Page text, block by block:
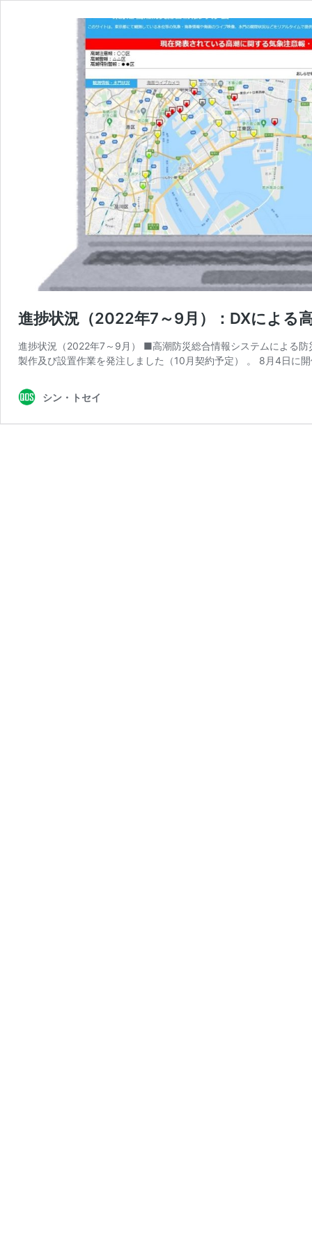
進捗状況（2022年7～9月）：DXによる
進捗状況（2022年7～9月） ■高潮防災総合情報システムによる
製作及び設置作業を発注しました（10月契約予定） 。 8月4日に
シン・トセイ